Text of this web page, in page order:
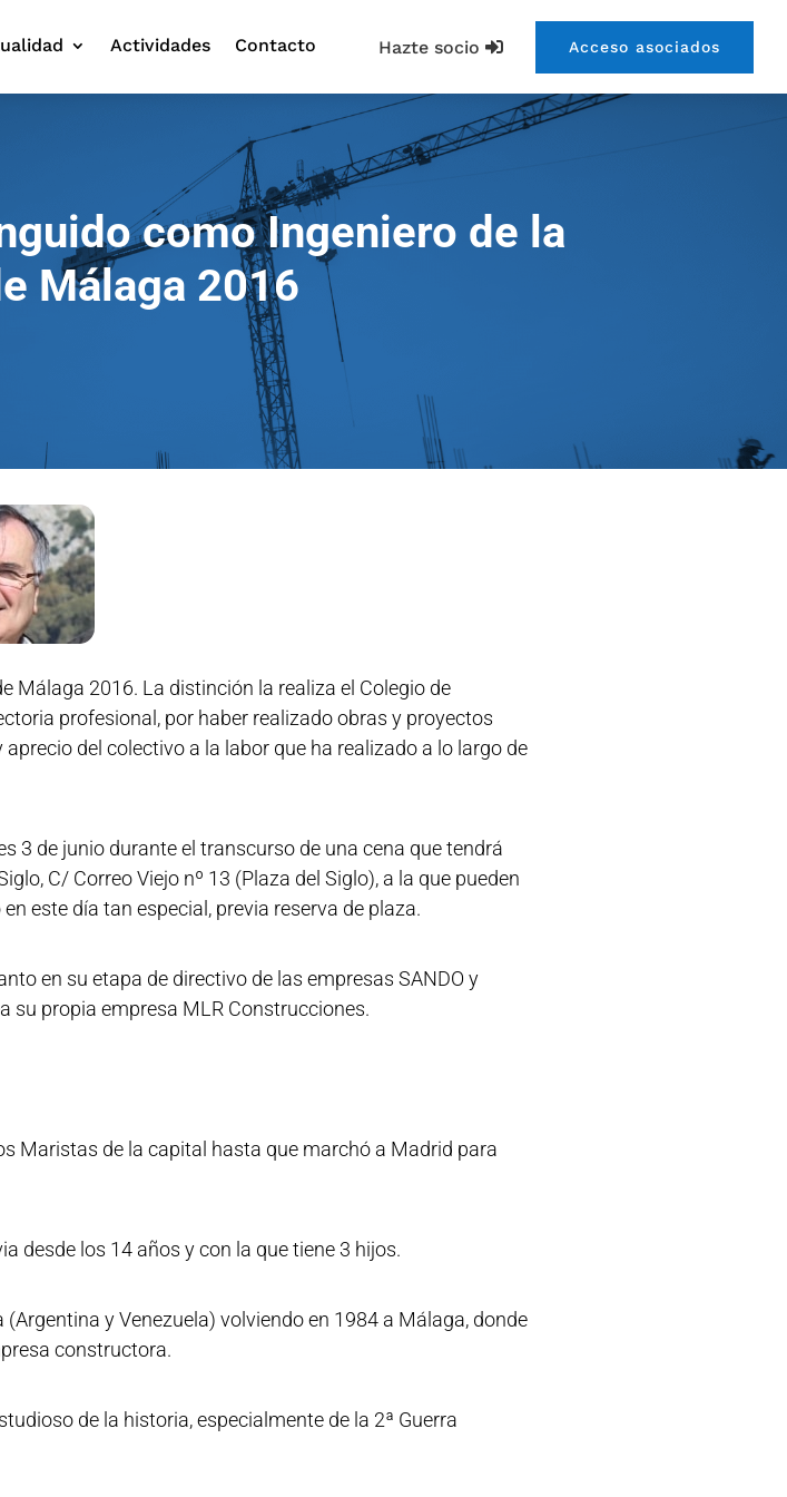
Hazte socio Acceso asociados
Actividades Contacto
como Ingeniero de la
Málaga 2016
Málaga 2016. La distinción la realiza el Colegio de
profesional, por haber realizado obras y proyectos
del colectivo a la labor que ha realizado a lo largo de
3 de junio durante el transcurso de una cena que tendrá
C/ Correo Viejo nº 13 (Plaza del Siglo), a la que pueden
este día tan especial, previa reserva de plaza.
en su etapa de directivo de las empresas SANDO y
su propia empresa MLR Construcciones.
Maristas de la capital hasta que marchó a Madrid para
desde los 14 años y con la que tiene 3 hijos.
y Venezuela) volviendo en 1984 a Málaga, donde
constructora.
de la historia, especialmente de la 2ª Guerra